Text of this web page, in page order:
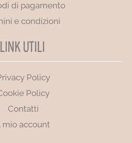
di pagamento
e condizioni
LINK UTILI
Policy
Policy
Contatti
mio account